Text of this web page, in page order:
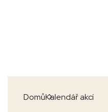
DomůKalendář akcí